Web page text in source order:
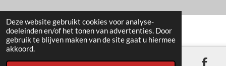
Deze website gebruikt cookies voor analyse-
doeleinden en/of het tonen van advertenties. Door
gebruik te blijven maken van de site gaat u hiermee
akkoord.
:
3
.
4
r r
r
e
r
r
e
r
r
e
r
r
e